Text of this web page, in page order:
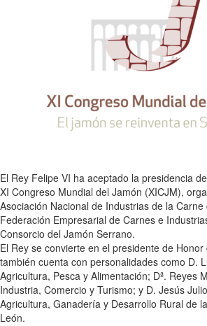
El Rey Felipe VI ha aceptado la presidencia
XI Congreso Mundial del Jamón (XICJM),
Asociación Nacional de Industrias de la
Federación Empresarial de Carnes e
Consorcio del Jamón Serrano.
El Rey se convierte en el presidente de
también cuenta con personalidades como D.
Agricultura, Pesca y Alimentación; Dª. Reyes
Industria, Comercio y Turismo; y D. Jesús
Agricultura, Ganadería y Desarrollo Rural de
León.